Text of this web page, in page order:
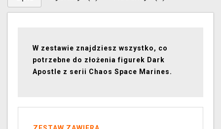
W zestawie znajdziesz wszystko, co
potrzebne do złożenia figurek Dark
Apostle z serii Chaos Space Marines.